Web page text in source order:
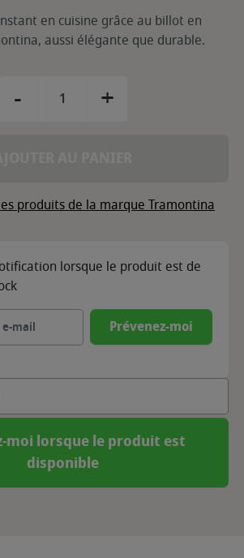
en cuisine grâce au billot en
aussi élégante que durable.
- +
produits de la marque Tramontina
lorsque le produit est de
Prévenez-moi
moi lorsque le produit est
disponible